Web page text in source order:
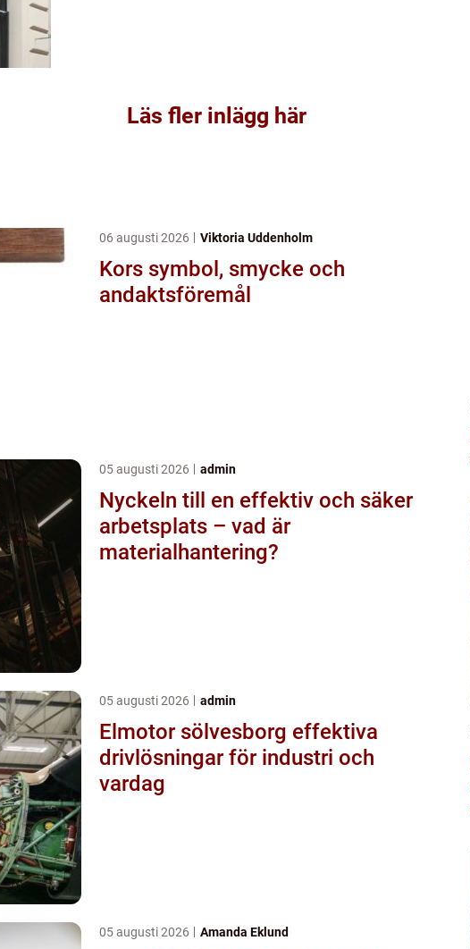
Läs fler inlägg här
06 augusti 2026 Viktoria Uddenholm
Kors symbol, smycke och
andaktsföremål
05 augusti 2026 admin
Nyckeln till en effektiv och säker
arbetsplats – vad är
materialhantering?
05 augusti 2026 admin
Elmotor sölvesborg effektiva
drivlösningar för industri och
vardag
05 augusti 2026 Amanda Eklund